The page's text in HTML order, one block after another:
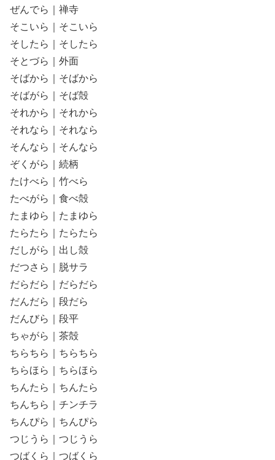
ぜんでら｜禅寺
そこいら｜そこいら
そしたら｜そしたら
そとづら｜外面
そばから｜そばから
そばがら｜そば殻
それから｜それから
それなら｜それなら
そんなら｜そんなら
ぞくがら｜続柄
たけべら｜竹べら
たべがら｜食べ殻
たまゆら｜たまゆら
たらたら｜たらたら
だしがら｜出し殻
だつさら｜脱サラ
だらだら｜だらだら
だんだら｜段だら
だんびら｜段平
ちゃがら｜茶殻
ちらちら｜ちらちら
ちらほら｜ちらほら
ちんたら｜ちんたら
ちんちら｜チンチラ
ちんぴら｜ちんぴら
つじうら｜つじうら
つばくら｜つばくら